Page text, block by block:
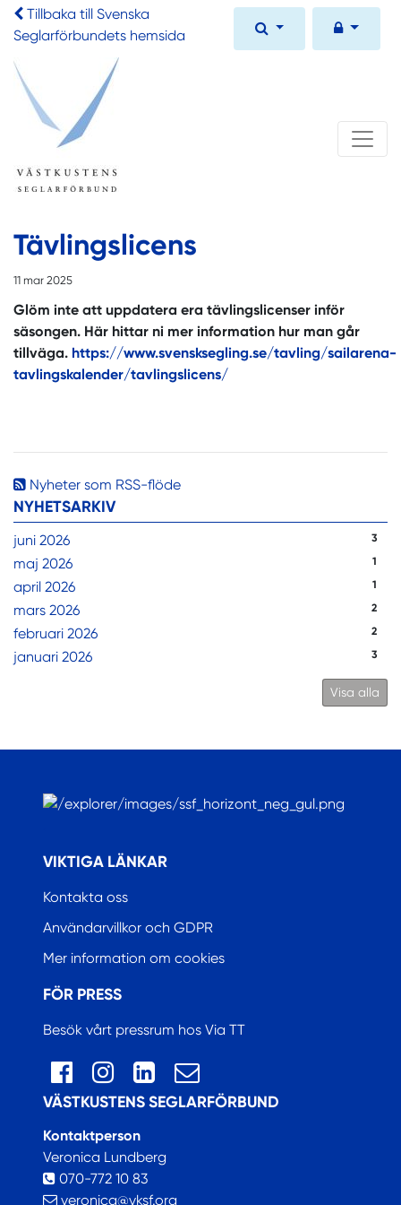
Tillbaka till Svenska
Seglarförbundets hemsida
Nyheter som RSS-flöde
NYHETSARKIV
juni 2026 3
maj 2026 1
april 2026 1
mars 2026 2
februari 2026 2
januari 2026 3
Visa alla
Tävlingslicens
11 mar 2025
Glöm inte att uppdatera era tävlingslicenser inför
säsongen. Här hittar ni mer information hur man går
tillväga. https://www.svensksegling.se/tavling/sailarena-
tavlingskalender/tavlingslicens/
VIKTIGA LÄNKAR
Kontakta oss
Användarvillkor och GDPR
Mer information om cookies
FÖR PRESS
Besök vårt pressrum hos Via TT
VÄSTKUSTENS SEGLARFÖRBUND
Kontaktperson
Veronica Lundberg
070-772 10 83
veronica@vksf.org